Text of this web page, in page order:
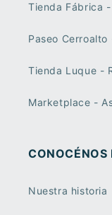
Tienda Fábrica
Paseo Cerroalto
Tienda Luque -
Marketplace -
CONOCÉNOS
Nuestra historia